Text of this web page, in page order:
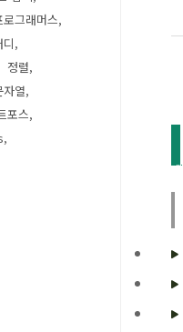
로그래머스
정렬
자열
포스